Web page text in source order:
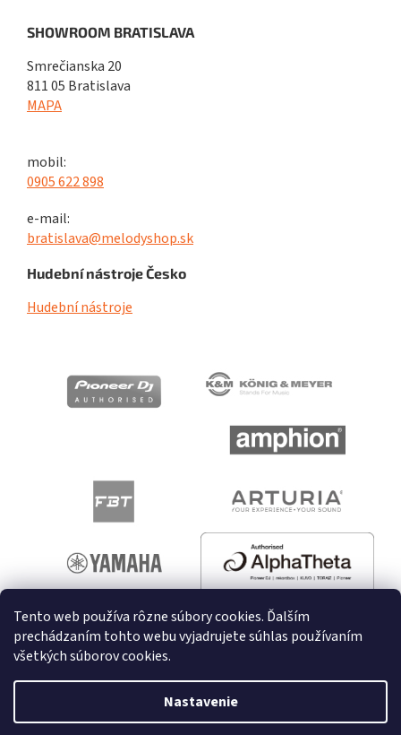
Tento web používa rôzne súbory cookies. Ďalším
prechádzaním tohto webu vyjadrujete súhlas používaním
všetkých súborov cookies.
Nastavenie
SHOWROOM BRATISLAVA
Smrečianska 20
811 05 Bratislava
MAPA
mobil:
0905 622 898
e-mail:
bratislava@melodyshop.sk
Hudební nástroje Česko
Hudební nástroje
Vytvoril Shoptet